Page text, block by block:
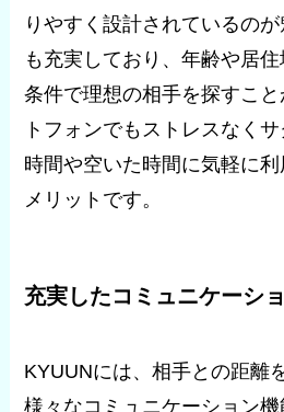
りやすく設計されているの
も充実しており、年齢や居
条件で理想の相手を探すこ
トフォンでもストレスなく
時間や空いた時間に気軽に
メリットです。
充実したコミュニケーシ
KYUUNには、相手との距離
様々なコミュニケーション